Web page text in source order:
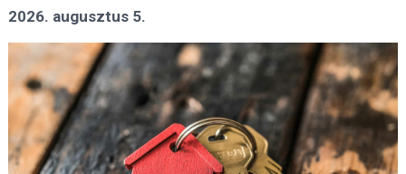
2026. augusztus 5.